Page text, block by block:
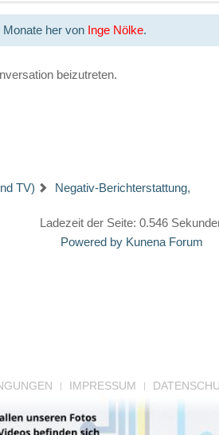
Monate her von Inge Nölke.
beizutreten.
TV) Negativ-Berichterstattung,
Ladezeit der Seite: 0.546
Powered by Kunena Forum
IMPRESSUM